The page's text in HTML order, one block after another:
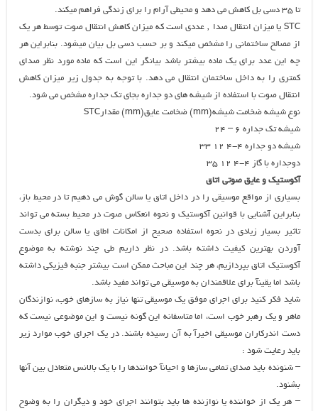
تا 35 دسی بل کاهش می دهد و محیطی آرام را برای زندگی فراهم میکند.
STC یا میزان انتقال صدا ٬ عددی است که میزان کاهش انتقال صوت توسط هر یک
از مصالح ساختمانی را مشخص میکند و بر حسب دسی بل بیان میشود. بنابراین هر
چه این عدد برای یک ماده بیشتر باشد بیانگر این است که ماده مورد نظر صدای
کمتری را به داخل ساختمان انتقال می دهد. با توجه به جدول زیر میزان کاهش
انتقال صوت با استفاده از شیشه های دو جداره بجای تک جداره مشخص می شود.
نوع شیشه ضخامت شیشه(mm) ضخامت عایق(mm) مقدارSTC
شیشه تک جداره ۶ – ۲۴
شیشه دو جداره ۴-۴ ۱۲ ۳۳
دوجداره با گاز ۴-۴ ۱۲ ۳۵
آکوستیک و عایق صوتی اتاق
بسیاری از مواقع موسیقی را در داخل اتاق یا سالن گوش می دهیم تا در محیط باز،
بنابراین آشنایی با قوانین آکوستیک و نحوه انعکاس صوت در محیط بسته می تواند
تاثیر بسیار زیادی در نحوه استفاده صحیح از امکانات اطاق یا سالن برای بدست
آوردن بهترین کیفیت داشته باشد. در نظر داریم طی چند نوشته به موضوع
آکوستیک اتاق بپردازیم، هر چند این مباحث ممکن است بیشتر جنبه فیزیکی داشته
باشد اما یقینآ برای علاقمندان به موسیقی می تواند مفید باشد.
شاید فکر کنید برای اجرای موفق یک موسیقی تنها نیاز به سازهای خوب، نوازندگان
ماهر و یک رهبر خوب است، اما متاسفانه این گونه نیست و این موضوعی نیست که
دست اندرکاران موسیقی اخیرآ به آن رسیده باشند. در یک اجرای خوب موارد زیر
باید رعایت شود :
– شنونده باید صدای تمامی سازها و احیانآ خوانندها را با یک بالانس متعادل بین آنها
بشنود.
– هر یک از خواننده یا نوازنده ها باید بتوانند اجرای خود و دیگران را به وضوح